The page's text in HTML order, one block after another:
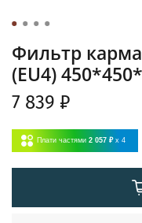
Фильтр
(EU4)
7 839 ₽
Плати частями 2 057 ₽ x 4